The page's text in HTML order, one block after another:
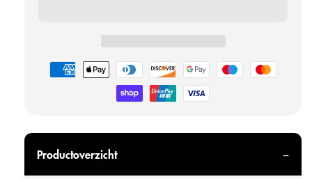
Betaalmethoden
Productoverzicht